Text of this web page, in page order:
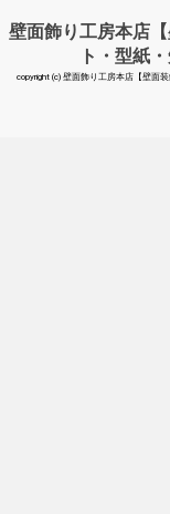
壁面飾り工房本店
ト・型紙
copyright (c) 壁面飾り工房本店【壁面